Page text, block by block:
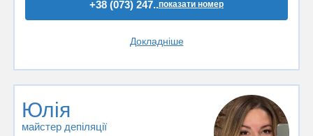
+38 (073) 247..показати номер
Докладніше
Юлія
майстер депіляції